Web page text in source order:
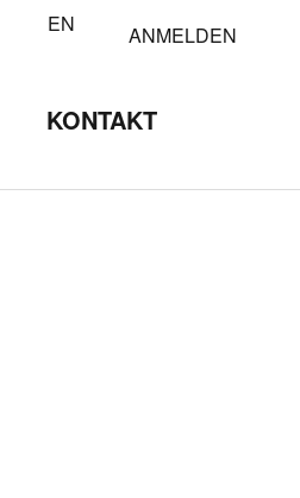
EN ANMELDEN
KONTAKT